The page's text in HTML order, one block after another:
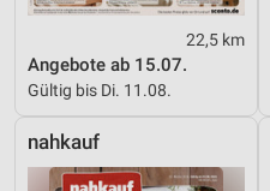
22,5 km
Angebote ab 15.07.
Gültig bis Di. 11.08.
nahkauf